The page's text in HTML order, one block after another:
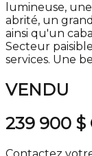
lumineuse,
abrité, un
ainsi qu'un
Secteur
services. Une
VENDU
239 900 $